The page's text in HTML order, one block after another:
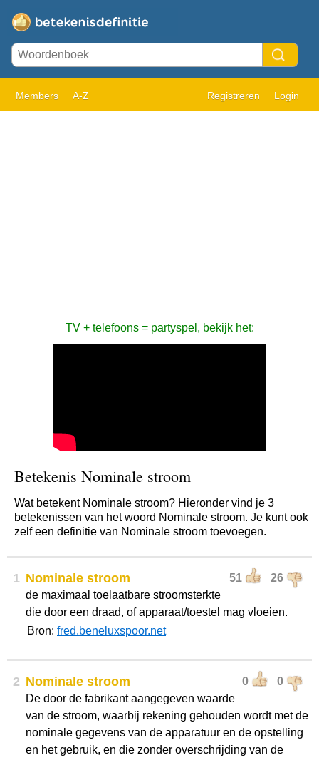
Members A-Z Registreren Login
TV + telefoons = partyspel, bekijk het:
Betekenis Nominale stroom
Wat betekent Nominale stroom? Hieronder vind je 3
betekenissen van het woord Nominale stroom. Je kunt ook
zelf een definitie van Nominale stroom toevoegen.
1 51 26
Nominale stroom
de maximaal toelaatbare stroomsterkte
die door een draad, of apparaat/toestel mag vloeien.
Bron: fred.beneluxspoor.net
2 0 0
Nominale stroom
De door de fabrikant aangegeven waarde
van de stroom, waarbij rekening gehouden wordt met de
nominale gegevens van de apparatuur en de opstelling
en het gebruik, en die zonder overschrijding van de